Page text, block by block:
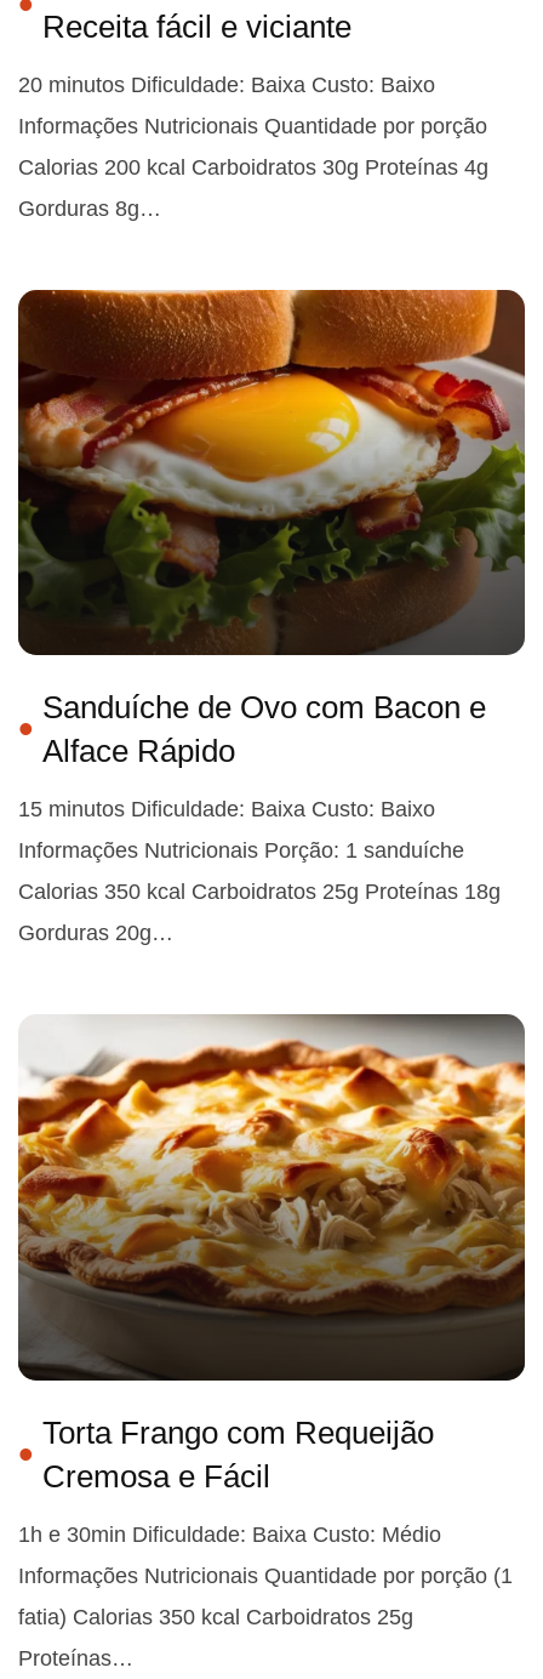
Receita fácil e viciante
20 minutos Dificuldade: Baixa Custo: Baixo
Informações Nutricionais Quantidade por porção
Calorias 200 kcal Carboidratos 30g Proteínas 4g
Gorduras 8g…
Sanduíche de Ovo com Bacon e
Alface Rápido
15 minutos Dificuldade: Baixa Custo: Baixo
Informações Nutricionais Porção: 1 sanduíche
Calorias 350 kcal Carboidratos 25g Proteínas 18g
Gorduras 20g…
Torta Frango com Requeijão
Cremosa e Fácil
1h e 30min Dificuldade: Baixa Custo: Médio
Informações Nutricionais Quantidade por porção (1
fatia) Calorias 350 kcal Carboidratos 25g
Proteínas…